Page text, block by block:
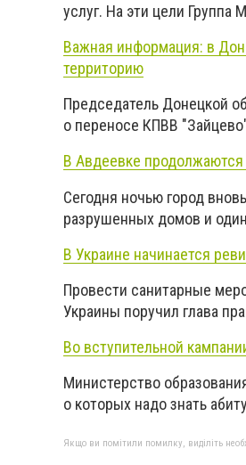
услуг. На эти цели Группа
Важная информация: в
территорию
Председатель Донецкой
о переносе КПВВ
В Авдеевке
Сегодня ночью город
разрушенных домов и
В Украине начинается
Провести санитарные
Украины поручил глава
Во вступительной
Министерство
о которых надо знать
Якщо ви помітили помилку, виділіть